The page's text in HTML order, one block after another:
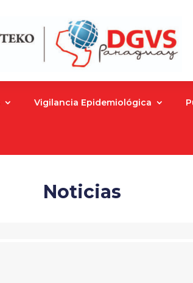
Vigilancia Epidemiológica
Noticias